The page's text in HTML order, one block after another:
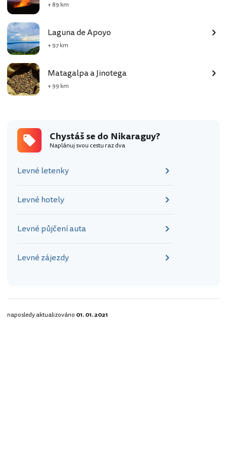
+ 89 km
Laguna de Apoyo
+ 97 km
Matagalpa a Jinotega
+ 99 km
Chystáš se do Nikaraguy?
Naplánuj svou cestu raz dva
Levné letenky
Levné hotely
Levné půjčení auta
Levné zájezdy
naposledy aktualizováno 01. 01. 2021